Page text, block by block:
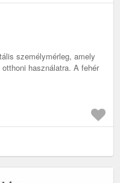
személymérleg, amely
használatra. A fehér